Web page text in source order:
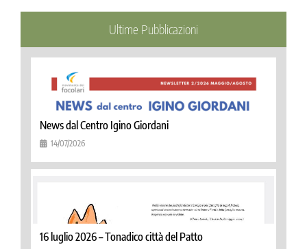
Ultime Pubblicazioni
News dal Centro Igino Giordani
14/07/2026
16 luglio 2026 – Tonadico città del Patto